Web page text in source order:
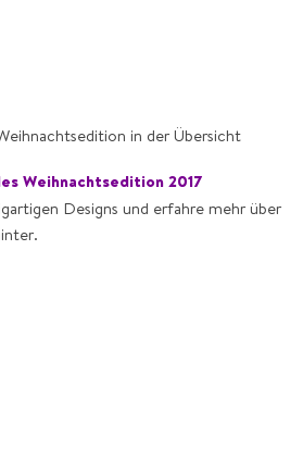
Weihnachtsedition 2017
Designs und erfahre mehr über